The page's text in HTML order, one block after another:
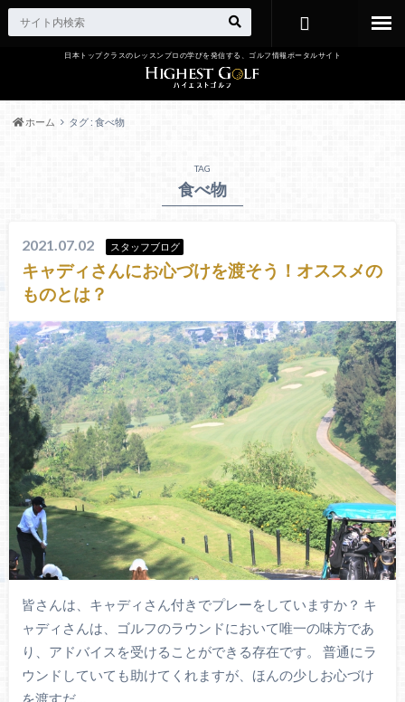
日本トップクラスのレッスンプロの学びを発信する、ゴルフ情報ポータルサイト
ホーム タグ : 食べ物
TAG
食べ物
2021.07.02 スタッフブログ
キャディさんにお心づけを渡そう！オススメの
ものとは？
皆さんは、キャディさん付きでプレーをしていますか？ キ
ャディさんは、ゴルフのラウンドにおいて唯一の味方であ
り、アドバイスを受けることができる存在です。 普通にラ
ウンドしていても助けてくれますが、ほんの少しお心づけ